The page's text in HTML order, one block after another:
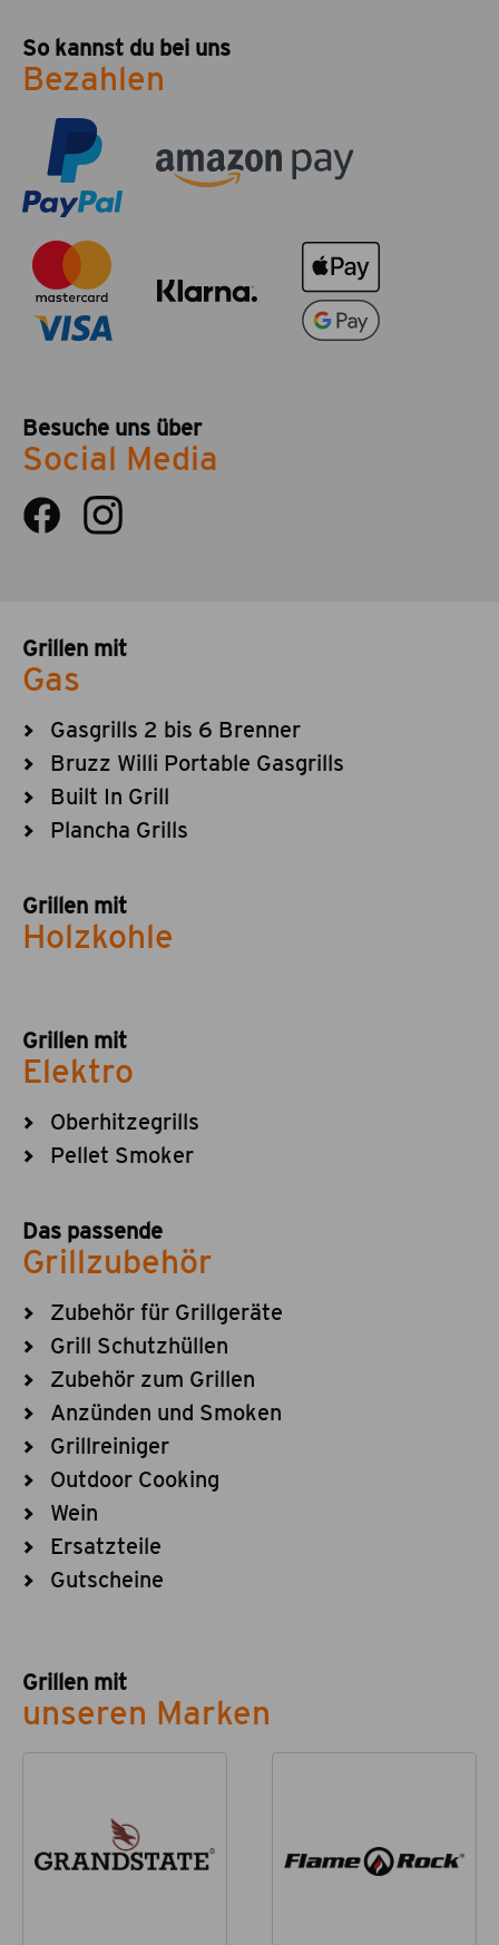
So kannst du bei uns
Bezahlen
Besuche uns über
Social Media
Grillen mit
Gas
Gasgrills 2 bis 6 Brenner
Bruzz Willi Portable Gasgrills
Built In Grill
Plancha Grills
Grillen mit
Holzkohle
Grillen mit
Elektro
Oberhitzegrills
Pellet Smoker
Das passende
Grillzubehör
Zubehör für Grillgeräte
Grill Schutzhüllen
Zubehör zum Grillen
Anzünden und Smoken
Grillreiniger
Outdoor Cooking
Wein
Ersatzteile
Gutscheine
Grillen mit
unseren Marken